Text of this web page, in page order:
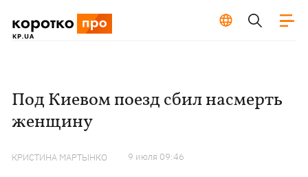
Под Киевом поезд сбил насмерть
женщину
КРИСТИНА МАРТЫНКО 9 июля 09:46